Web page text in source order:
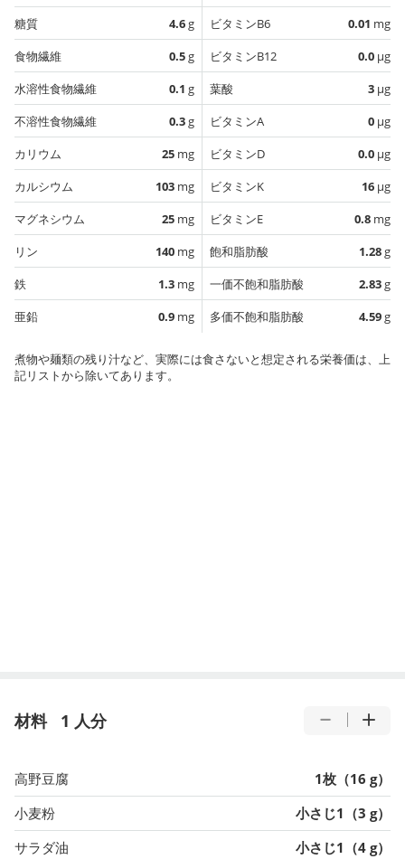
糖質
4.6g
食物繊維
0.5g
水溶性食物繊維
0.1 g
不溶性食物繊維
0.3g
カリウム
25 mg
カルシウム
103 mg
マグネシウム
25 mg
リン
140 mg
鉄
1.3 mg
亜鉛
0.9 mg
ビタミンB6
0.01 mg
ビタミンB12
0.0 µg
葉酸
3 µg
ビタミンA
0 µg
ビタミンD
0.0 µg
ビタミンK
16 µg
ビタミンE
0.8 mg
飽和脂肪酸
1.28g
一価不飽和脂肪酸
2.83g
多価不飽和脂肪酸
4.59g
煮物や麺類の残り汁など、実際には食さないと想定される栄養価は、上
記リストから除いてあります。
材料 1 人分
高野豆腐
1枚（16 g）
小麦粉
小さじ1（3 g）
サラダ油
小さじ1（4 g）